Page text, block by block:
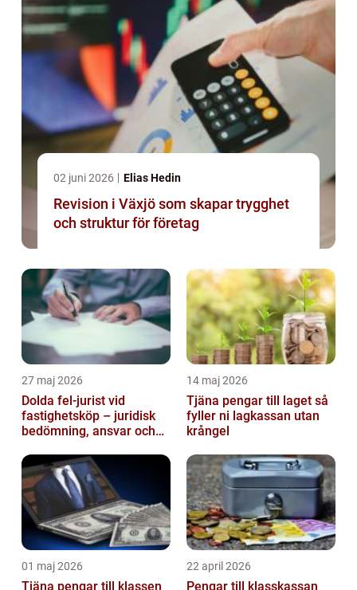
02 juni 2026 Elias Hedin
Revision i Växjö som skapar trygghet
och struktur för företag
27 maj 2026
Dolda fel-jurist vid
fastighetsköp – juridisk
bedömning, ansvar och
tvister...
14 maj 2026
Tjäna pengar till laget så
fyller ni lagkassan utan
krångel
01 maj 2026
Tjäna pengar till klassen
22 april 2026
Pengar till klasskassan